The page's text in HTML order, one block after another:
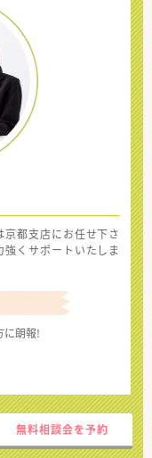
京都支店にお任せ下さ
強くサポートいたしま
に朗報!
無料相談会を予約